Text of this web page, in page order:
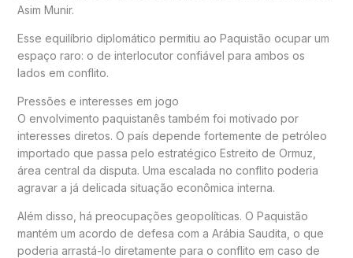
Asim Munir.
Esse equilíbrio diplomático permitiu ao Paquistão ocupar um
espaço raro: o de interlocutor confiável para ambos os
lados em conflito.
Pressões e interesses em jogo
O envolvimento paquistanês também foi motivado por
interesses diretos. O país depende fortemente de petróleo
importado que passa pelo estratégico Estreito de Ormuz,
área central da disputa. Uma escalada no conflito poderia
agravar a já delicada situação econômica interna.
Além disso, há preocupações geopolíticas. O Paquistão
mantém um acordo de defesa com a Arábia Saudita , o que
poderia arrastá-lo diretamente para o conflito em caso de